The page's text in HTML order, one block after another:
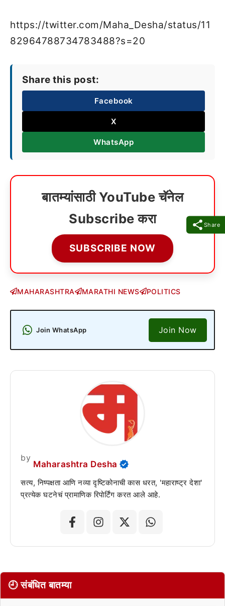
Share
https://twitter.com/Maha_Desha/status/11
82964788734783488?s=20
Share this post:
Facebook
X
WhatsApp
बातम्यांसाठी YouTube चॅनेल
Subscribe करा
SUBSCRIBE NOW
MAHARASHTRA MARATHI NEWS POLITICS
Join WhatsApp Join Now
by
Maharashtra Desha
सत्य, निष्पक्षता आणि नव्या दृष्टिकोनाची कास धरत, 'महाराष्ट्र देशा'
प्रत्येक घटनेचं प्रामाणिक रिपोर्टिंग करत आले आहे.
🕘 संबंधित बातम्या